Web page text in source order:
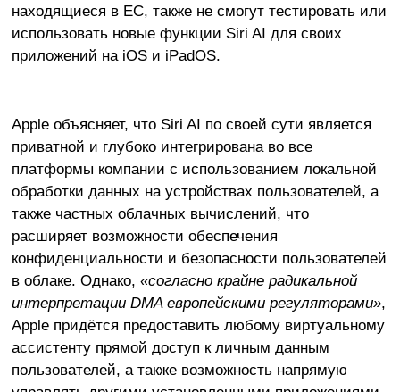
находящиеся в ЕС, также не смогут тестировать или
использовать новые функции Siri AI для своих
приложений на iOS и iPadOS.
Apple объясняет, что Siri AI по своей сути является
приватной и глубоко интегрирована во все
платформы компании с использованием локальной
обработки данных на устройствах пользователей, а
также частных облачных вычислений, что
расширяет возможности обеспечения
конфиденциальности и безопасности пользователей
в облаке. Однако, «согласно крайне радикальной
интерпретации DMA европейскими регуляторами»,
Apple придётся предоставить любому виртуальному
ассистенту прямой доступ к личным данным
пользователей, а также возможность напрямую